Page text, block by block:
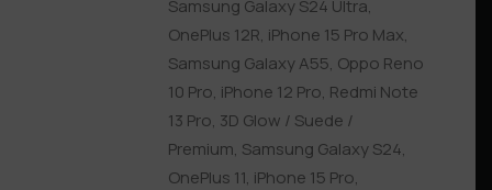
Samsung Galaxy S24 Ultra,
OnePlus 12R, iPhone 15 Pro Max,
Samsung Galaxy A55, Oppo Reno
10 Pro, iPhone 12 Pro, Redmi Note
13 Pro, 3D Glow / Suede /
Premium, Samsung Galaxy S24,
OnePlus 11, iPhone 15 Pro,